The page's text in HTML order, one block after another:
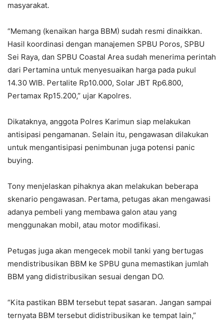
masyarakat.
“Memang (kenaikan harga BBM) sudah resmi dinaikkan.
Hasil koordinasi dengan manajemen SPBU Poros, SPBU
Sei Raya, dan SPBU Coastal Area sudah menerima perintah
dari Pertamina untuk menyesuaikan harga pada pukul
14.30 WIB. Pertalite Rp10.000, Solar JBT Rp6.800,
Pertamax Rp15.200,” ujar Kapolres.
Dikataknya, anggota Polres Karimun siap melakukan
antisipasi pengamanan. Selain itu, pengawasan dilakukan
untuk mengantisipasi penimbunan juga potensi panic
buying.
Tony menjelaskan pihaknya akan melakukan beberapa
skenario pengawasan. Pertama, petugas akan mengawasi
adanya pembeli yang membawa galon atau yang
menggunakan mobil, atau motor modifikasi.
Petugas juga akan mengecek mobil tanki yang bertugas
mendistribusikan BBM ke SPBU guna memastikan jumlah
BBM yang didistribusikan sesuai dengan DO.
“Kita pastikan BBM tersebut tepat sasaran. Jangan sampai
ternyata BBM tersebut didistribusikan ke tempat lain,”